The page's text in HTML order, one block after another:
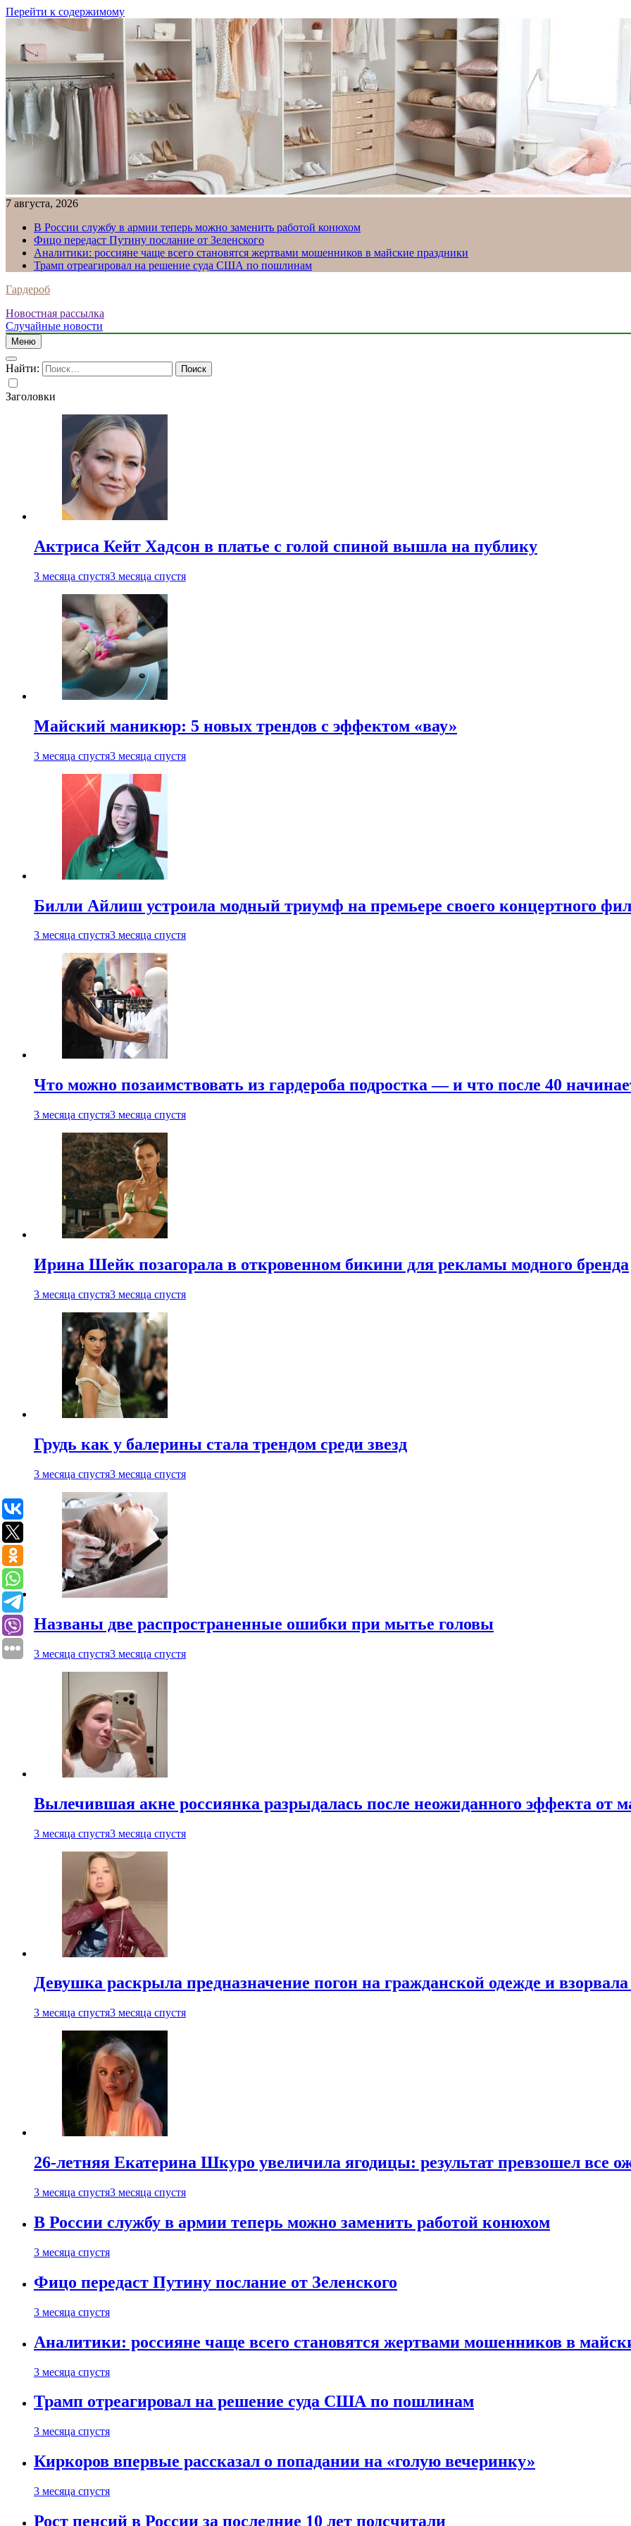
Перейти к содержимому
7 августа, 2026
В России службу в армии теперь можно заменить работой конюхом
Фицо передаст Путину послание от Зеленского
Аналитики: россияне чаще всего становятся жертвами мошенников в майские праздники
Трамп отреагировал на решение суда США по пошлинам
Гардероб
Новостная рассылка
Случайные новости
Меню
Найти:
Заголовки
Актриса Кейт Хадсон в платье с голой спиной вышла на публику
3 месяца спустя3 месяца спустя
Майский маникюр: 5 новых трендов с эффектом «вау»
3 месяца спустя3 месяца спустя
Билли Айлиш устроила модный триумф на премьере своего концертного
3 месяца спустя3 месяца спустя
Что можно позаимствовать из гардероба подростка — и что после 40
3 месяца спустя3 месяца спустя
Ирина Шейк позагорала в откровенном бикини для рекламы модного бренда
3 месяца спустя3 месяца спустя
Грудь как у балерины стала трендом среди звезд
3 месяца спустя3 месяца спустя
Названы две распространенные ошибки при мытье головы
3 месяца спустя3 месяца спустя
Вылечившая акне россиянка разрыдалась после неожиданного эффекта от
3 месяца спустя3 месяца спустя
Девушка раскрыла предназначение погон на гражданской одежде и взорвала
3 месяца спустя3 месяца спустя
26-летняя Екатерина Шкуро увеличила ягодицы: результат превзошел все
3 месяца спустя3 месяца спустя
В России службу в армии теперь можно заменить работой конюхом
3 месяца спустя
Фицо передаст Путину послание от Зеленского
3 месяца спустя
Аналитики: россияне чаще всего становятся жертвами мошенников в
3 месяца спустя
Трамп отреагировал на решение суда США по пошлинам
3 месяца спустя
Киркоров впервые рассказал о попадании на «голую вечеринку»
3 месяца спустя
Рост пенсий в России за последние 10 лет подсчитали